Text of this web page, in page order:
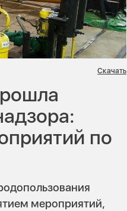
Скачать
по
мероприятий,